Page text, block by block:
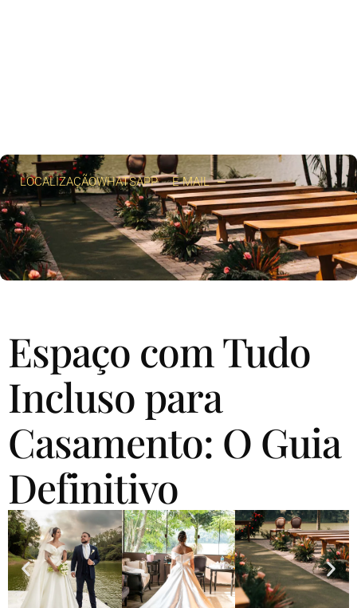
LOCALIZAÇÃOWHATSAPP E-MAIL
Espaço com Tudo
Incluso para
Casamento: O Guia
Definitivo